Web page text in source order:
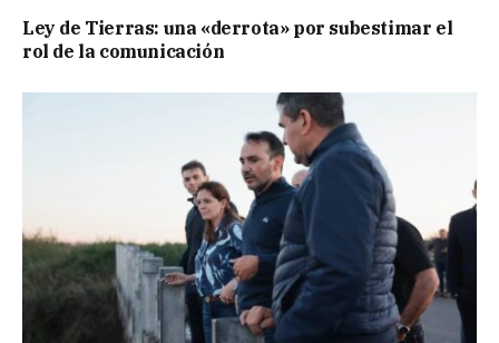
Ley de Tierras: una «derrota» por subestimar el
rol de la comunicación